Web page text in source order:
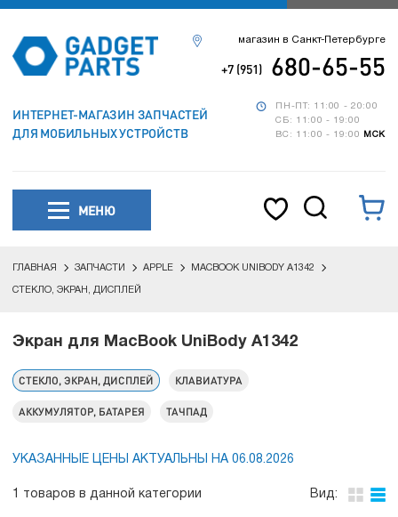
ИНТЕРНЕТ-МАГАЗИН ЗАПЧАСТЕЙ
ДЛЯ МОБИЛЬНЫХ УСТРОЙСТВ
ПН-ПТ: 11:00 - 20:00
СБ: 11:00 - 19:00
ВС: 11:00 - 19:00
МСК
магазин в Санкт-Петербурге
+7 (951) 680-65-55
МЕНЮ
ГЛАВНАЯ ЗАПЧАСТИ APPLE MACBOOK UNIBODY A1342
СТЕКЛО, ЭКРАН, ДИСПЛЕЙ
Экран для MacBook UniBody A1342
СТЕКЛО, ЭКРАН, ДИСПЛЕЙ КЛАВИАТУРА
АККУМУЛЯТОР, БАТАРЕЯ ТАЧПАД
УКАЗАННЫЕ ЦЕНЫ АКТУАЛЬНЫ НА 06.08.2026
1 товаров в данной категории Вид: